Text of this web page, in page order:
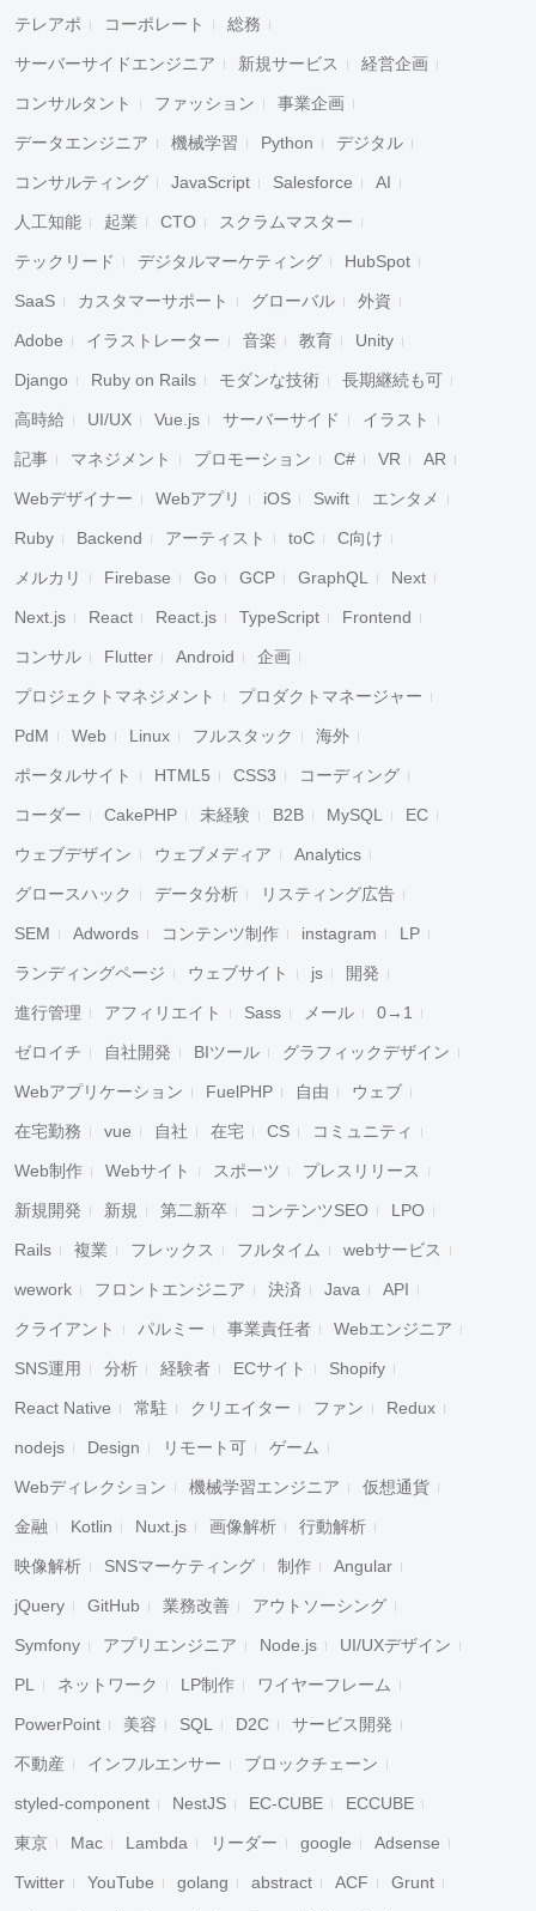
テレアポ コーポレート 総務
サーバーサイドエンジニア 新規サービス 経営企画
コンサルタント ファッション 事業企画
データエンジニア 機械学習 Python デジタル
コンサルティング JavaScript Salesforce AI
人工知能 起業 CTO スクラムマスター
テックリード デジタルマーケティング HubSpot
SaaS カスタマーサポート グローバル 外資
Adobe イラストレーター 音楽 教育 Unity
Django Ruby on Rails モダンな技術 長期継続も可
高時給 UI/UX Vue.js サーバーサイド イラスト
記事 マネジメント プロモーション C# VR AR
Webデザイナー Webアプリ iOS Swift エンタメ
Ruby Backend アーティスト toC C向け
メルカリ Firebase Go GCP GraphQL Next
Next.js React React.js TypeScript Frontend
コンサル Flutter Android 企画
プロジェクトマネジメント プロダクトマネージャー
PdM Web Linux フルスタック 海外
ポータルサイト HTML5 CSS3 コーディング
コーダー CakePHP 未経験 B2B MySQL EC
ウェブデザイン ウェブメディア Analytics
グロースハック データ分析 リスティング広告
SEM Adwords コンテンツ制作 instagram LP
ランディングページ ウェブサイト js 開発
進行管理 アフィリエイト Sass メール 0→1
ゼロイチ 自社開発 BIツール グラフィックデザイン
Webアプリケーション FuelPHP 自由 ウェブ
在宅勤務 vue 自社 在宅 CS コミュニティ
Web制作 Webサイト スポーツ プレスリリース
新規開発 新規 第二新卒 コンテンツSEO LPO
Rails 複業 フレックス フルタイム webサービス
wework フロントエンジニア 決済 Java API
クライアント パルミー 事業責任者 Webエンジニア
SNS運用 分析 経験者 ECサイト Shopify
React Native 常駐 クリエイター ファン Redux
nodejs Design リモート可 ゲーム
Webディレクション 機械学習エンジニア 仮想通貨
金融 Kotlin Nuxt.js 画像解析 行動解析
映像解析 SNSマーケティング 制作 Angular
jQuery GitHub 業務改善 アウトソーシング
Symfony アプリエンジニア Node.js UI/UXデザイン
PL ネットワーク LP制作 ワイヤーフレーム
PowerPoint 美容 SQL D2C サービス開発
不動産 インフルエンサー ブロックチェーン
styled-component NestJS EC-CUBE ECCUBE
東京 Mac Lambda リーダー google Adsense
Twitter YouTube golang abstract ACF Grunt